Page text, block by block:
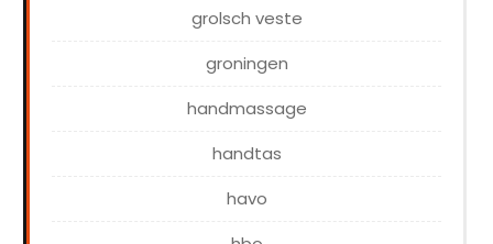
grolsch veste
groningen
handmassage
handtas
havo